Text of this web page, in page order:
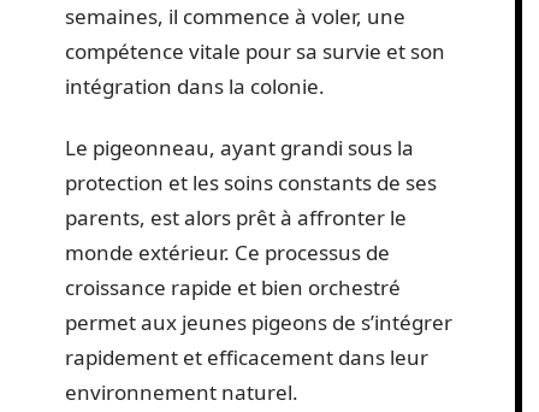
semaines, il commence à voler, une
compétence vitale pour sa survie et son
intégration dans la colonie.
Le pigeonneau, ayant grandi sous la
protection et les soins constants de ses
parents, est alors prêt à affronter le
monde extérieur. Ce processus de
croissance rapide et bien orchestré
permet aux jeunes pigeons de s’intégrer
rapidement et efficacement dans leur
environnement naturel.